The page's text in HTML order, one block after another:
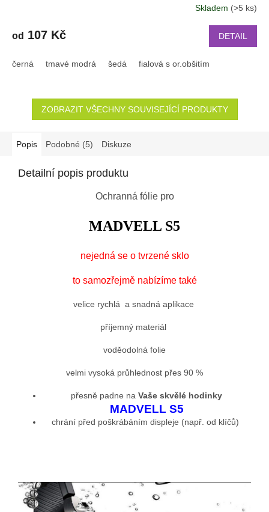
Skladem (>5 ks)
od 107 Kč DETAIL
černá tmavé modrá šedá fialová s or.obšitím
ZOBRAZIT VŠECHNY SOUVISEJÍCÍ PRODUKTY
Popis Podobné (5) Diskuze
Detailní popis produktu
Ochranná fólie pro
MADVELL S5
nejedná se o tvrzené sklo
to samozřejmě nabízíme také
velice rychlá a snadná aplikace
příjemný materiál
voděodolná folie
velmi vysoká průhlednost přes 90 %
přesně padne na Vaše skvělé hodinky
MADVELL S5
chrání před poškrábáním displeje (např. od klíčů)